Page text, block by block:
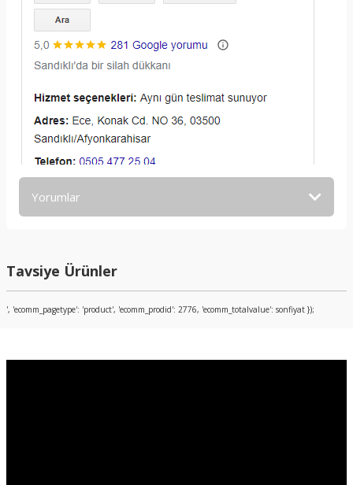
Yorumlar
Yorum Yaz
Tavsiye Ürünler
', 'ecomm_pagetype': 'product', 'ecomm_prodid': 2776, 'ecomm_totalvalue': sonfiyat });